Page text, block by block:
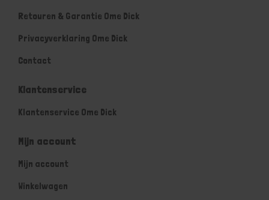
Retouren & Garantie Ome Dick
Privacyverklaring Ome Dick
Contact
Klantenservice
Klantenservice Ome Dick
Mijn account
Mijn account
Winkelwagen